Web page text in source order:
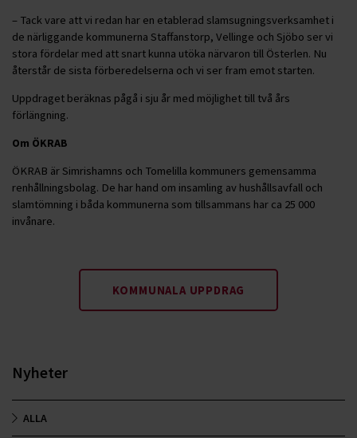
– Tack vare att vi redan har en etablerad slamsugningsverksamhet i
de närliggande kommunerna Staffanstorp, Vellinge och Sjöbo ser vi
stora fördelar med att snart kunna utöka närvaron till Österlen. Nu
återstår de sista förberedelserna och vi ser fram emot starten.
Uppdraget beräknas pågå i sju år med möjlighet till två års
förlängning.
Om ÖKRAB
ÖKRAB är Simrishamns och Tomelilla kommuners gemensamma
renhållningsbolag. De har hand om insamling av hushållsavfall och
slamtömning i båda kommunerna som tillsammans har ca 25 000
invånare.
KOMMUNALA UPPDRAG
Nyheter
ALLA